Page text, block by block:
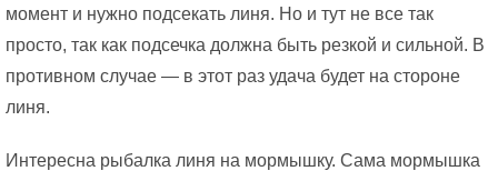
момент и нужно подсекать линя. Но и тут не все так
просто, так как подсечка должна быть резкой и сильной. В
противном случае — в этот раз удача будет на стороне
линя.
Интересна рыбалка линя на мормышку. Сама мормышка